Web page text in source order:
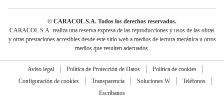
© CARACOL S.A. Todos los derechos reservados.
CARACOL S.A. realiza una reserva expresa de las reproducciones y usos de las obras
y otras prestaciones accesibles desde este sitio web a medios de lectura mecánica u otros
medios que resulten adecuados.
Aviso legal Política de Protección de Datos
Política de cookies
Configuración de cookies
Transparencia Soluciones W
Teléfonos
Escríbanos